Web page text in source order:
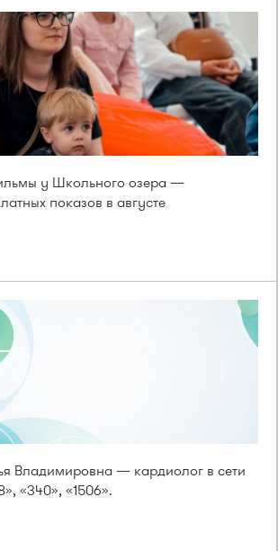
у Школьного озера —
показов в августе
Владимировна — кардиолог в сети
«340», «1506».